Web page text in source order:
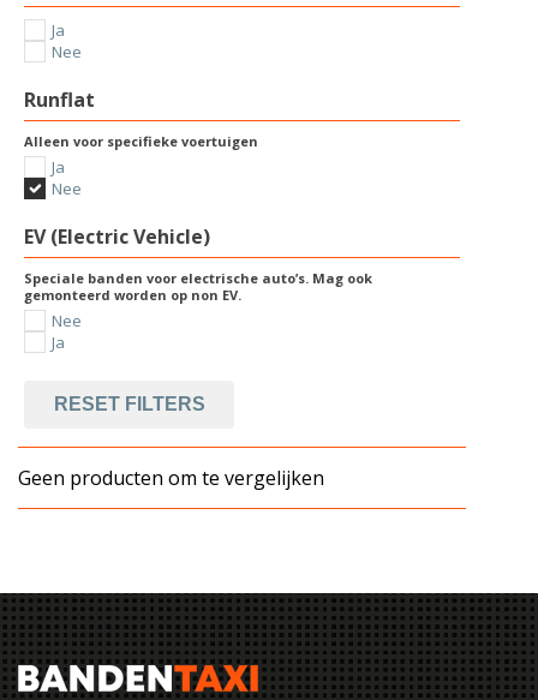
Ja
Nee
Runflat
Alleen voor specifieke voertuigen
Ja
Nee
EV (Electric Vehicle)
Speciale banden voor electrische auto’s. Mag ook
gemonteerd worden op non EV.
Nee
Ja
RESET FILTERS
Geen producten om te vergelijken